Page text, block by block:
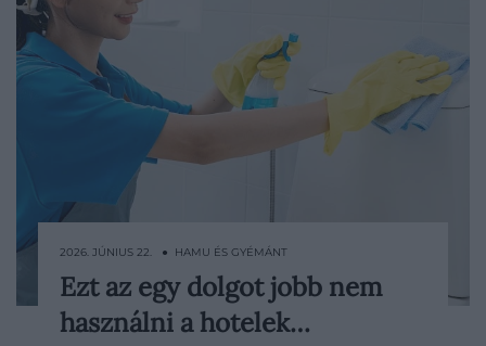
Egy fárasztó utazás után kevés jobb érzés
van annál, mint megérkezni a
2026. JÚNIUS 22. ● HAMU ÉS GYÉMÁNT
Ezt az egy dolgot jobb nem
használni a hotelek…